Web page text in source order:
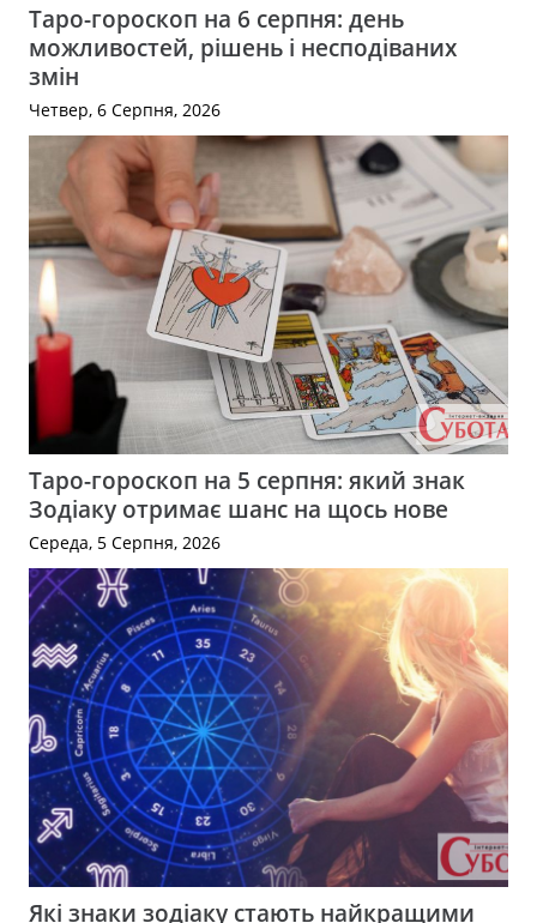
Таро-гороскоп на 6 серпня: день
можливостей, рішень і несподіваних
змін
Четвер, 6 Серпня, 2026
Таро-гороскоп на 5 серпня: який знак
Зодіаку отримає шанс на щось нове
Середа, 5 Серпня, 2026
Які знаки зодіаку стають найкращими